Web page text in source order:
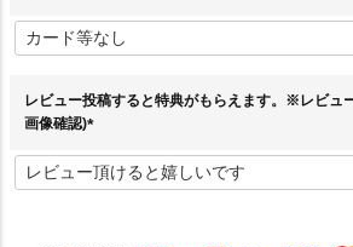
必
須
レビュー投稿すると特典がもらえます。※レビュ
画像確認)
必
須